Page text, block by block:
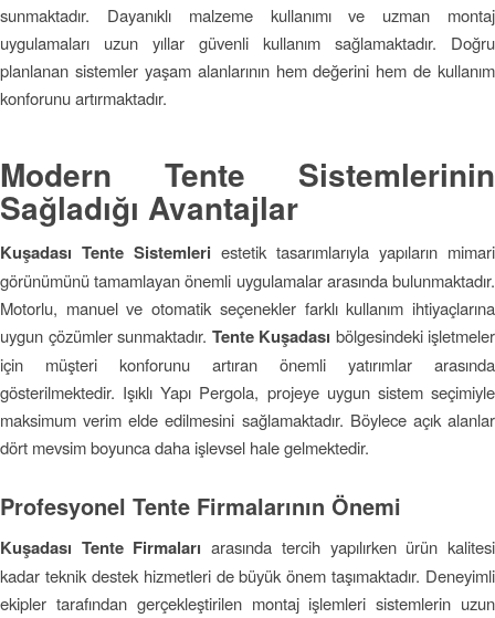
sunmaktadır. Dayanıklı malzeme kullanımı ve uzman montaj
uygulamaları uzun yıllar güvenli kullanım sağlamaktadır. Doğru
planlanan sistemler yaşam alanlarının hem değerini hem de kullanım
konforunu artırmaktadır.
Modern Tente Sistemlerinin
Sağladığı Avantajlar
Kuşadası Tente Sistemleri estetik tasarımlarıyla yapıların mimari
görünümünü tamamlayan önemli uygulamalar arasında bulunmaktadır.
Motorlu, manuel ve otomatik seçenekler farklı kullanım ihtiyaçlarına
uygun çözümler sunmaktadır. Tente Kuşadası bölgesindeki işletmeler
için müşteri konforunu artıran önemli yatırımlar arasında
gösterilmektedir. Işıklı Yapı Pergola, projeye uygun sistem seçimiyle
maksimum verim elde edilmesini sağlamaktadır. Böylece açık alanlar
dört mevsim boyunca daha işlevsel hale gelmektedir.
Profesyonel Tente Firmalarının Önemi
Kuşadası Tente Firmaları arasında tercih yapılırken ürün kalitesi
kadar teknik destek hizmetleri de büyük önem taşımaktadır. Deneyimli
ekipler tarafından gerçekleştirilen montaj işlemleri sistemlerin uzun